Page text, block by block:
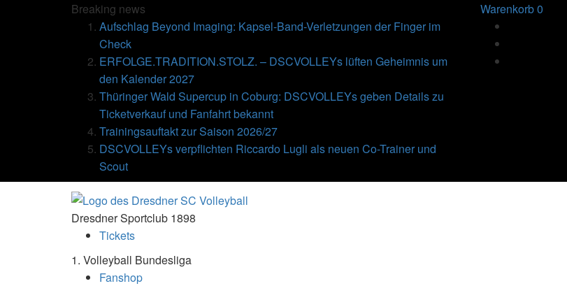
Breaking news
Aufschlag Beyond Imaging: Kapsel-Band-Verletzungen der Finger im
Check
ERFOLGE.TRADITION.STOLZ. – DSCVOLLEYs lüften Geheimnis um
den Kalender 2027
Thüringer Wald Supercup in Coburg: DSCVOLLEYs geben Details zu
Ticketverkauf und Fanfahrt bekannt
Trainingsauftakt zur Saison 2026/27
DSCVOLLEYs verpflichten Riccardo Lugli als neuen Co-Trainer und
Scout
Warenkorb0
Dresdner Sportclub 1898
Tickets
1. Volleyball Bundesliga
Fanshop